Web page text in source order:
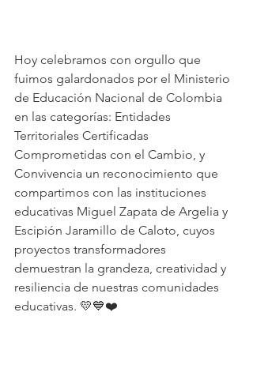
Hoy celebramos con orgullo que
fuimos galardonados por el Ministerio
de Educación Nacional de Colombia
en las categorías: Entidades
Territoriales Certificadas
Comprometidas con el Cambio, y
Convivencia un reconocimiento que
compartimos con las instituciones
educativas Miguel Zapata de Argelia y
Escipión Jaramillo de Caloto, cuyos
proyectos transformadores
demuestran la grandeza, creatividad y
resiliencia de nuestras comunidades
educativas. 💛💙❤️